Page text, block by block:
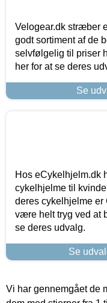
Velogear.dk stræber
godt sortiment af de
selvfølgelig til priser
her for at se deres
Se
Hos eCykelhjelm.dk
cykelhjelme til
deres cykelhjelme er
være helt tryg ved at
se deres udvalg.
Se
Vi har gennemgået de